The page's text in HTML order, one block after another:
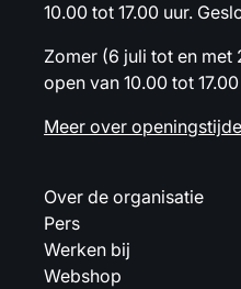
10.00 tot 17.00 uur.
Zomer (6 juli tot en met
open van 10.00 tot
Meer over
Over de organisatie
Pers
Werken bij
Webshop